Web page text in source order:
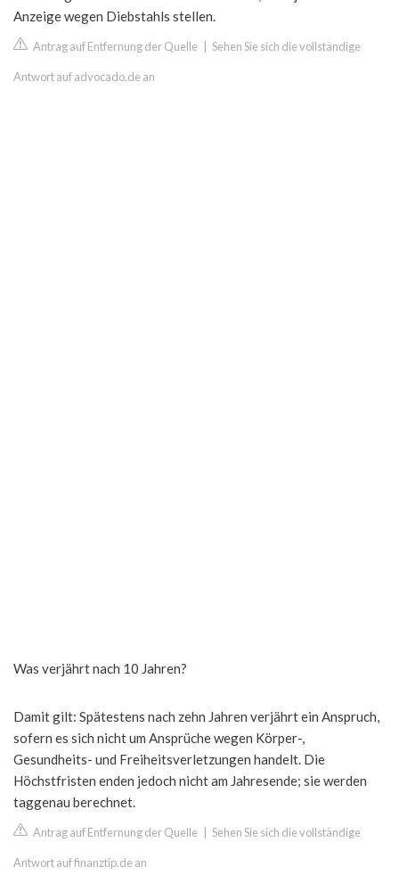
Anzeige wegen Diebstahls stellen.
Antrag auf Entfernung der Quelle Sehen Sie sich die vollständige
Antwort auf advocado.de an
Was verjährt nach 10 Jahren?
Damit gilt: Spätestens nach zehn Jahren verjährt ein Anspruch,
sofern es sich nicht um Ansprüche wegen Körper-,
Gesundheits- und Freiheitsverletzungen handelt. Die
Höchstfristen enden jedoch nicht am Jahresende; sie werden
taggenau berechnet.
Antrag auf Entfernung der Quelle Sehen Sie sich die vollständige
Antwort auf finanztip.de an